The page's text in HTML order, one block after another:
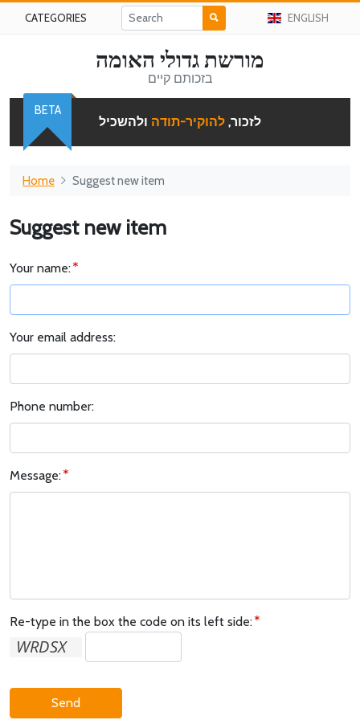
CATEGORIES ENGLISH
מורשת גדולי האומה
בזכותם קיים
לזכור, להוקיר-תודה ולהשכיל
BETA
Home Suggest new item
Suggest new item
Your name:
Your email address:
Phone number:
Message:
Re-type in the box the code on its left side:
Send